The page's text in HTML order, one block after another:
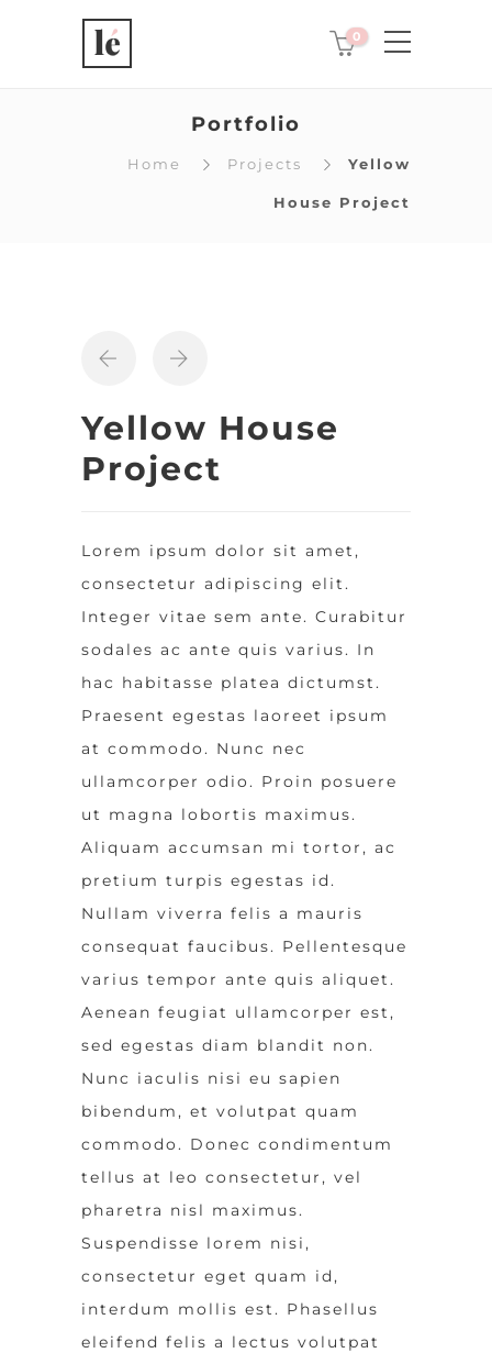
0
Portfolio
Home Projects Yellow
House Project
Yellow House
Project
Lorem ipsum dolor sit amet,
consectetur adipiscing elit.
Integer vitae sem ante. Curabitur
sodales ac ante quis varius. In
hac habitasse platea dictumst.
Praesent egestas laoreet ipsum
at commodo. Nunc nec
ullamcorper odio. Proin posuere
ut magna lobortis maximus.
Aliquam accumsan mi tortor, ac
pretium turpis egestas id.
Nullam viverra felis a mauris
consequat faucibus. Pellentesque
varius tempor ante quis aliquet.
Aenean feugiat ullamcorper est,
sed egestas diam blandit non.
Nunc iaculis nisi eu sapien
bibendum, et volutpat quam
commodo. Donec condimentum
tellus at leo consectetur, vel
pharetra nisl maximus.
Suspendisse lorem nisi,
consectetur eget quam id,
interdum mollis est. Phasellus
eleifend felis a lectus volutpat